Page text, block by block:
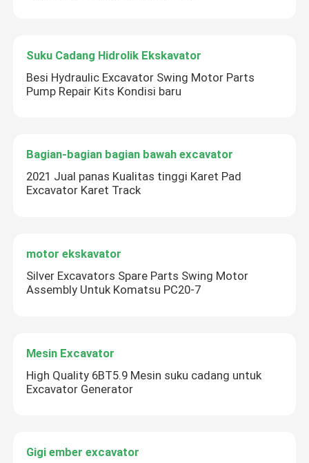
Suku Cadang Hidrolik Ekskavator
Besi Hydraulic Excavator Swing Motor Parts
Pump Repair Kits Kondisi baru
Bagian-bagian bagian bawah excavator
2021 Jual panas Kualitas tinggi Karet Pad
Excavator Karet Track
motor ekskavator
Silver Excavators Spare Parts Swing Motor
Assembly Untuk Komatsu PC20-7
Mesin Excavator
High Quality 6BT5.9 Mesin suku cadang untuk
Excavator Generator
Gigi ember excavator